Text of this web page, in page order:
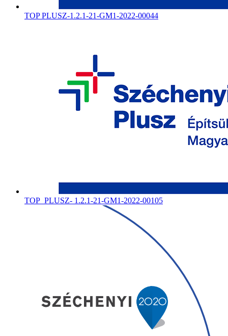
TOP PLUSZ-1.2.1-21-GM1-2022-00044
TOP_PLUSZ- 1.2.1-21-GM1-2022-00105